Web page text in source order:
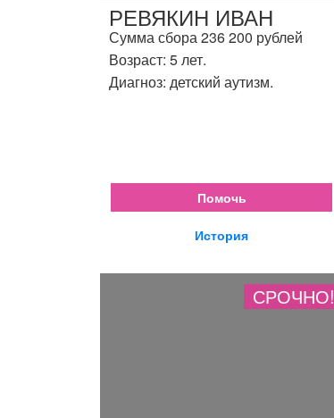
РЕВЯКИН ИВАН
Сумма сбора 236 200 рублей
Возраст: 5 лет.
Диагноз: детский аутизм.
Помочь
История
СРОЧНО!